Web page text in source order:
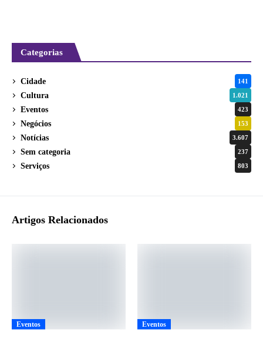
Categorias
Cidade 141
Cultura 1.021
Eventos 423
Negócios 153
Notícias 3.607
Sem categoria 237
Serviços 803
Artigos Relacionados
Eventos Eventos